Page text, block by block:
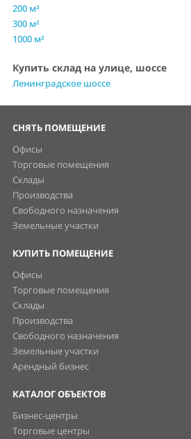
200 м²
300 м²
1000 м²
Купить склад на улице, шоссе
Ленинградское шоссе
СНЯТЬ ПОМЕЩЕНИЕ
Офисы
Торговые помещения
Склады
Производства
Свободного назначения
Земельные участки
КУПИТЬ ПОМЕЩЕНИЕ
Офисы
Торговые помещения
Склады
Производства
Свободного назначения
Земельные участки
Арендный бизнес
КАТАЛОГ ОБЪЕКТОВ
Бизнес-центры
Торговые центры